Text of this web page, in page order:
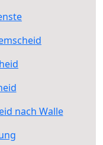
nach Walle